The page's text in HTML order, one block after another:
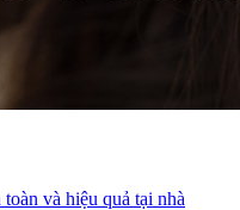
và hiệu quả tại nhà